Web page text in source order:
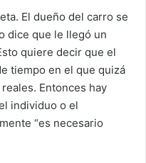
El dueño del carro se
dice que le llegó un
quiere decir que el
tiempo en el que quizá
Entonces hay
individuo o el
“es necesario